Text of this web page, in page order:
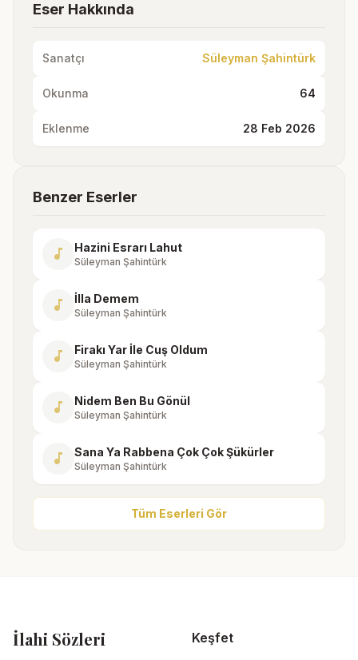
Eser Hakkında
Sanatçı Süleyman Şahintürk
Okunma 64
Eklenme 28 Feb 2026
Benzer Eserler
music_note Hazini Esrarı Lahut
Süleyman Şahintürk
music_note İlla Demem
Süleyman Şahintürk
music_note Firakı Yar İle Cuş Oldum
Süleyman Şahintürk
music_note Nidem Ben Bu Gönül
Süleyman Şahintürk
music_note Sana Ya Rabbena Çok Çok Şükürler
Süleyman Şahintürk
Tüm Eserleri Gör
İlahi Sözleri Keşfet